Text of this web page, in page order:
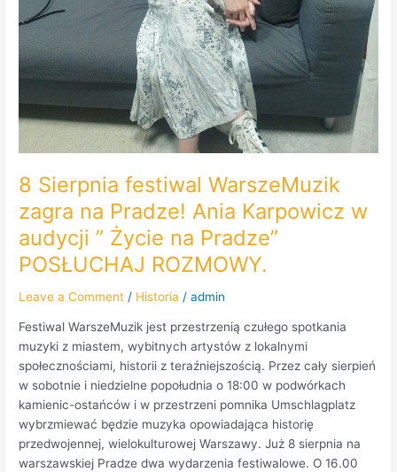
8 Sierpnia festiwal WarszeMuzik
zagra na Pradze! Ania Karpowicz w
audycji ” Życie na Pradze”
POSŁUCHAJ ROZMOWY.
Leave a Comment / Historia /admin
Festiwal WarszeMuzik jest przestrzenią czułego spotkania
muzyki z miastem, wybitnych artystów z lokalnymi
społecznościami, historii z teraźniejszością. Przez cały sierpień
w sobotnie i niedzielne popołudnia o 18:00 w podwórkach
kamienic-ostańców i w przestrzeni pomnika Umschlagplatz
wybrzmiewać będzie muzyka opowiadająca historię
przedwojennej, wielokulturowej Warszawy. Już 8 sierpnia na
warszawskiej Pradze dwa wydarzenia festiwalowe. O 16.00